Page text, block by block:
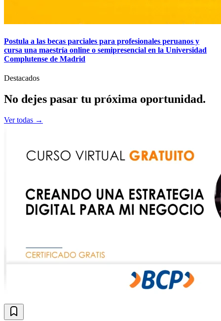
Postula a las becas parciales para profesionales peruanos y
cursa una maestría online o semipresencial en la Universidad
Complutense de Madrid
Destacados
No dejes pasar tu próxima oportunidad.
Ver todas →